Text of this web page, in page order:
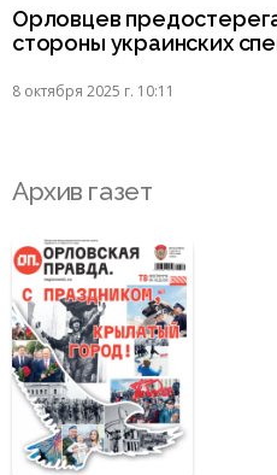
Орловцев
стороны украинских
8 октября 2025 г. 10:11
Архив газет